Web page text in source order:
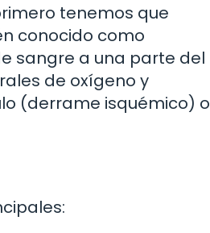
tenemos que
conocido como
sangre a una parte del
de oxígeno y
(derrame isquémico) o